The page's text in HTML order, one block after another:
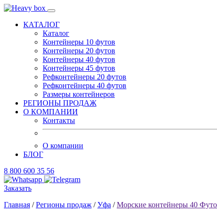
КАТАЛОГ
Каталог
Контейнеры 10 футов
Контейнеры 20 футов
Контейнеры 40 футов
Контейнеры 45 футов
Рефконтейнеры 20 футов
Рефконтейнеры 40 футов
Размеры контейнеров
РЕГИОНЫ ПРОДАЖ
О КОМПАНИИ
Контакты
О компании
БЛОГ
8 800 600 35 56
Заказать
Главная /Регионы продаж /Уфа /Морские контейнеры 40